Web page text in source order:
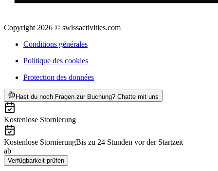
Copyright 2026 © swissactivities.com
Conditions générales
Politique des cookies
Protection des données
Hast du noch Fragen zur Buchung? Chatte mit uns
Kostenlose Stornierung
Kostenlose StornierungBis zu 24 Stunden vor der Startzeit
ab
Verfügbarkeit prüfen